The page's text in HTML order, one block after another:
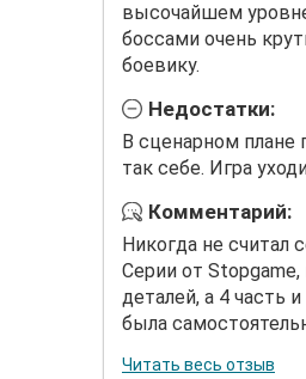
высочайшем
боссами очень
боевику.
Недостатки:
В сценарном плане
так себе. Игра
Комментарий:
Никогда не считал
Серии от
деталей, а 4 часть
была
Читать весь отзыв